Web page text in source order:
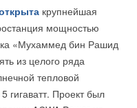
крупнейшая
мощностью
«Мухаммед бин Рашид
из целого ряда
тепловой
гигаватт. Проект был
будет устанавливать
с учетом изменений
передают